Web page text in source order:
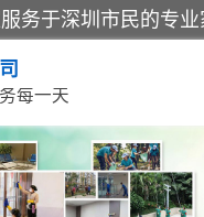
每一天